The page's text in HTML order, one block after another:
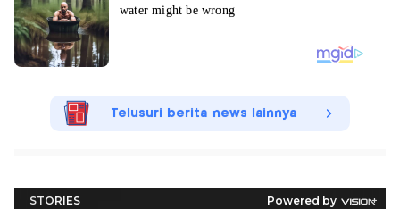
Telusuri berita news lainnya